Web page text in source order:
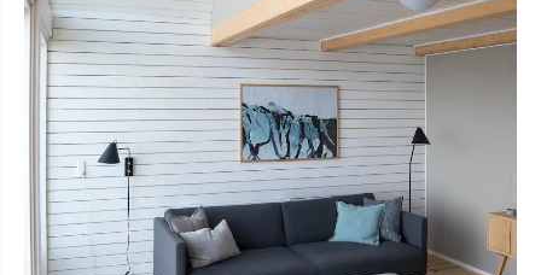
Tilmeld dig Club Timmisa